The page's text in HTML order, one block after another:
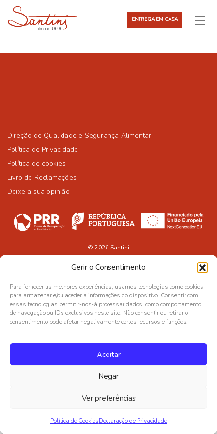
Gerir o Consentimento
Para fornecer as melhores experiências, usamos tecnologias como cookies
para armazenar e/ou aceder a informações do dispositivo. Consentir com
essas tecnologias permitir-nos-á processar dados, como comportamento
de navegação ou IDs exclusivos neste site. Não consentir ou retirar o
consentimento pode afetar negativamente certos recursos e funções.
Aceitar
Negar
Ver preferências
Política de CookiesDeclaração de Privacidade
ENTREGA EM CASA
Direção de Qualidade e Segurança Alimentar
Política de Privacidade
Política de cookies
Livro de Reclamações
Deixe a sua opinião
© 2026 Santini